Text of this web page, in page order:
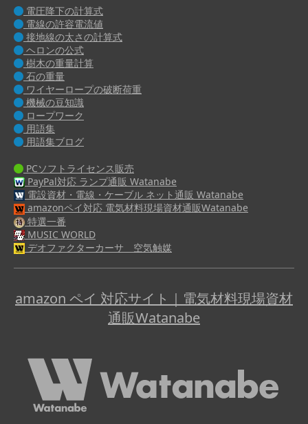
電圧降下の計算式
電線の許容電流値
接地線の太さの計算式
ヘロンの公式
樹木の重量計算
石の重量
ワイヤーロープの破断荷重
機械の豆知識
ロープワーク
用語集
用語集ブログ
PCソフトライセンス販売
PayPal対応 ランプ通販 Watanabe
電設資材・電線・ケーブル ネット通販 Watanabe
amazonペイ対応 電気材料現場資材通販Watanabe
特選一番
MUSIC WORLD
デオファクターカーサ 空気触媒
amazon ペイ 対応サイト｜電気材料現場資材
通販Watanabe